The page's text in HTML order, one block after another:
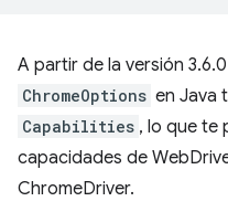
A partir de la versión
ChromeOptions en Java
Capabilities , lo que te
capacidades de
ChromeDriver.